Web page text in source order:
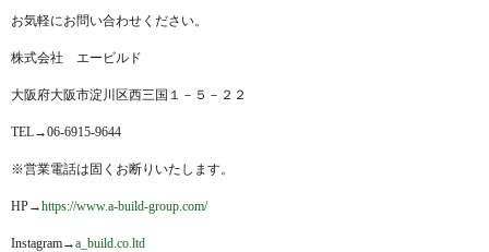
お気軽にお問い合わせください。
株式会社 エービルド
大阪府大阪市淀川区西三国１－５－２２
TEL→06-6915-9644
※営業電話は固くお断りいたします。
HP→https://www.a-build-group.com/
Instagram→a_build.co.ltd